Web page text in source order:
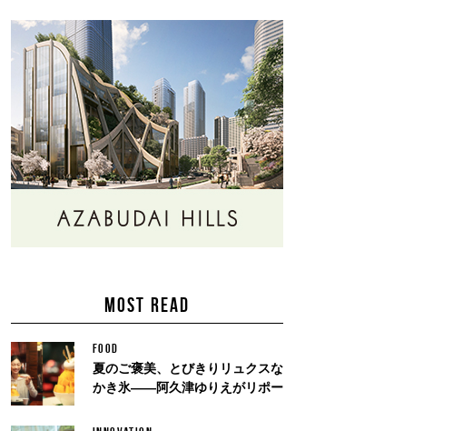
MOST READ
FOOD
夏のご褒美、とびきりリュクスな
かき氷——阿久津ゆりえがリポー